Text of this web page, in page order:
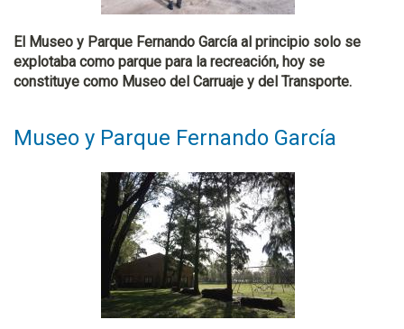
El Museo y Parque Fernando García al principio solo se
explotaba como parque para la recreación, hoy se
constituye como Museo del Carruaje y del Transporte.
Museo y Parque Fernando García